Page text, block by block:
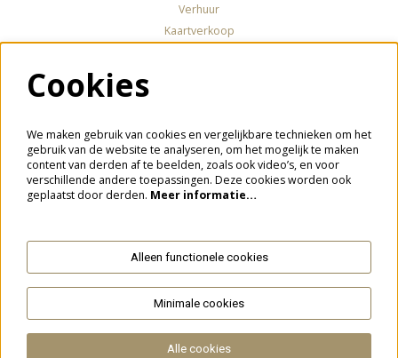
Verhuur
Kaartverkoop
Meld je aan voor de nieuwsbrief
Aanmelden
Addendumvan Google.
Cookies
We maken gebruik van cookies en vergelijkbare technieken om het
gebruik van de website te analyseren, om het mogelijk te maken
content van derden af te beelden, zoals ook video’s, en voor
verschillende andere toepassingen. Deze cookies worden ook
geplaatst door derden. Meer informatie…
Alleen functionele cookies
Minimale cookies
Alle cookies